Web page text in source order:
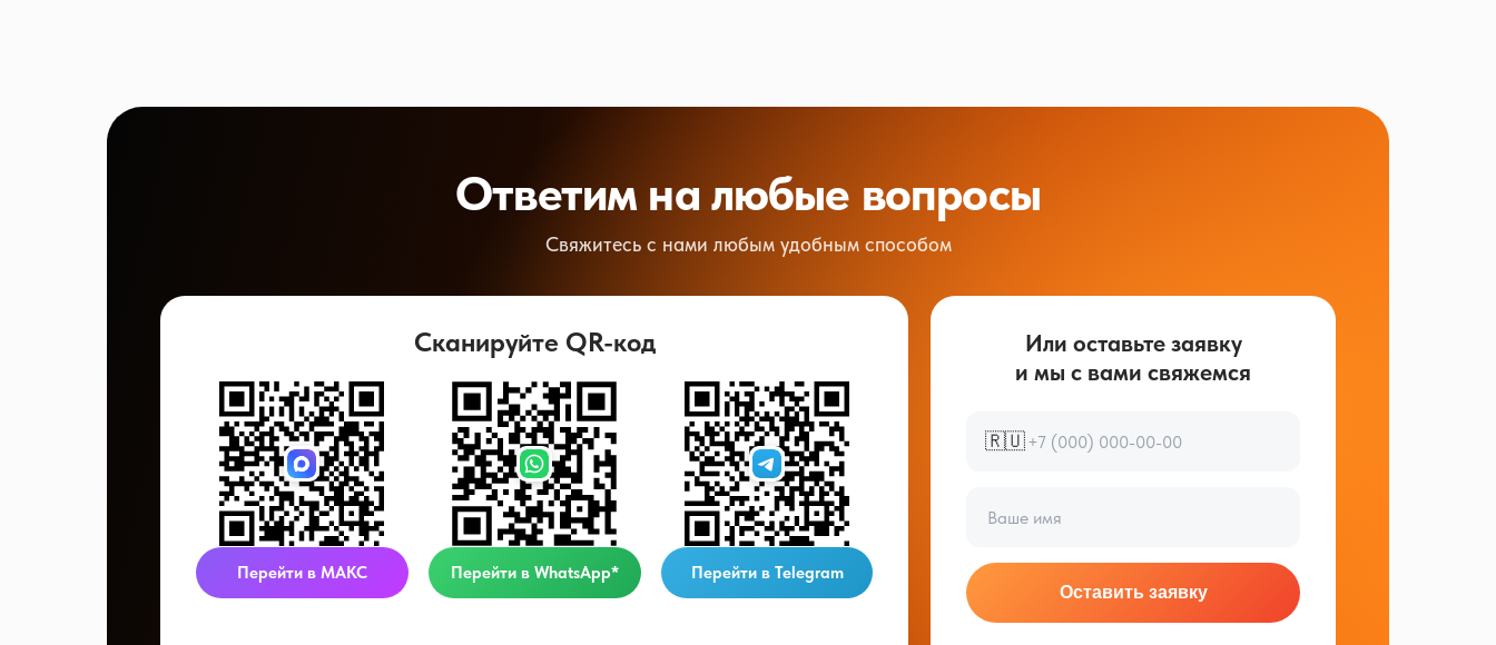
Ответим на любые вопросы
Свяжитесь с нами любым удобным способом
Сканируйте QR-код
Перейти в МАКС Перейти в WhatsApp* Перейти в Telegram
Или оставьте заявку
и мы с вами свяжемся
🇷🇺
Оставить заявку